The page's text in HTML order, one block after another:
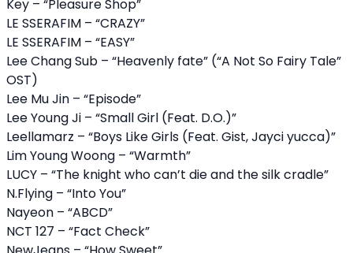
Key – “Pleasure Shop”
LE SSERAFIM – “CRAZY”
LE SSERAFIM – “EASY”
Lee Chang Sub – “Heavenly fate” (“A Not So Fairy Tale”
OST)
Lee Mu Jin – “Episode”
Lee Young Ji – “Small Girl (Feat. D.O.)”
Leellamarz – “Boys Like Girls (Feat. Gist, Jayci yucca)”
Lim Young Woong – “Warmth”
LUCY – “The knight who can’t die and the silk cradle”
N.Flying – “Into You”
Nayeon – “ABCD”
NCT 127 – “Fact Check”